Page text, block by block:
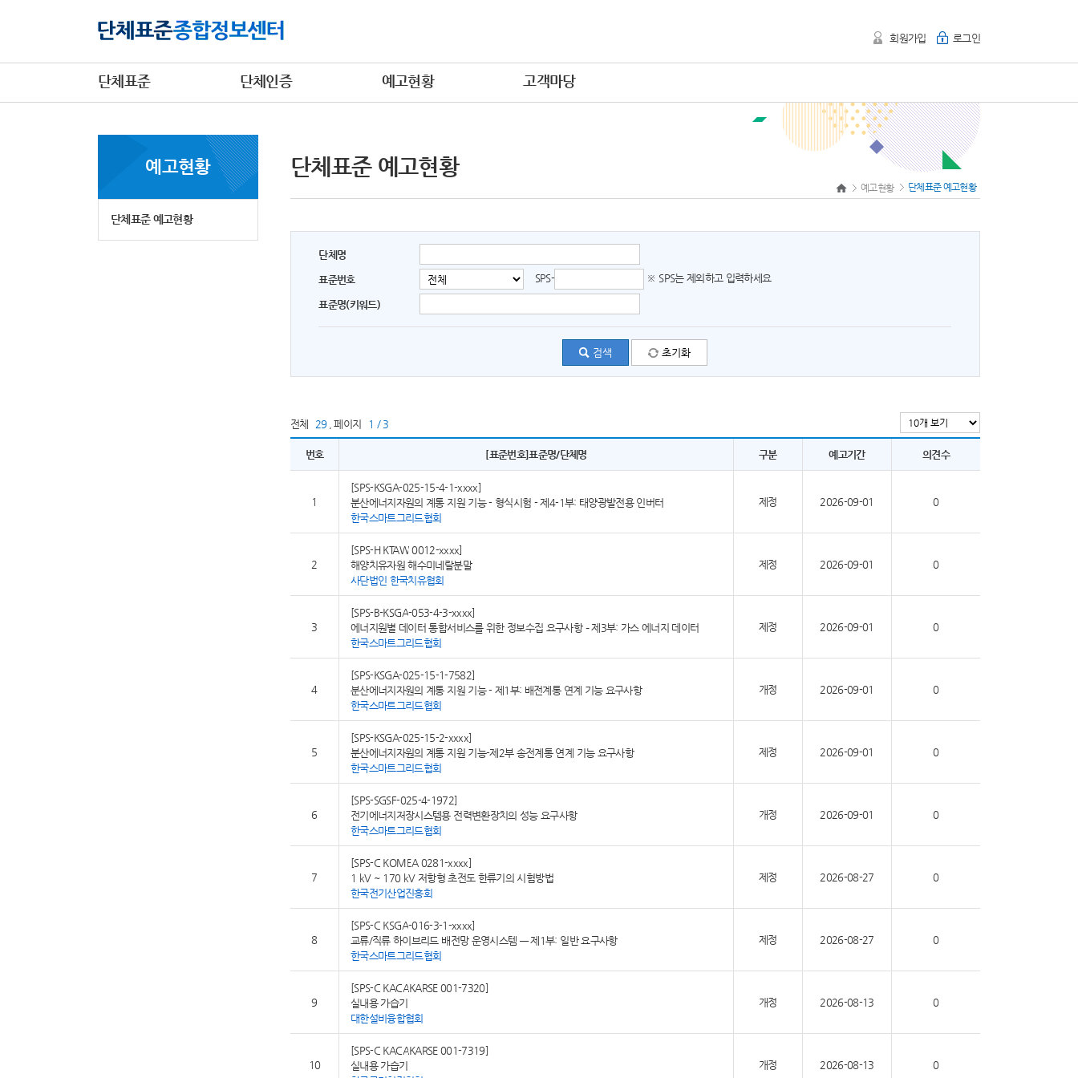
회원가입 로그인
단체표준 단체인증 예고현황 고객마당
예고현황
단체표준 예고현황
단체표준 예고현황
예고현황 단체표준 예고현황
단체명
표준번호 SPS- ※ SPS는 제외하고 입력하세요
표준명(키워드)
전체 29 페이지 1 / 3
번호 [표준번호]표준명/단체명 구분 예고기간 의견수
1
[SPS-KSGA-025-15-4-1-xxxx]
분산에너지자원의 계통 지원 기능 - 형식시험 - 제4-1부: 태양광발전용 인버터
한국스마트그리드협회
제정 2026-09-01 0
2
[SPS-H KTAW 0012-xxxx]
해양치유자원 해수미네랄분말
사단법인 한국치유협회
제정 2026-09-01 0
3
[SPS-B-KSGA-053-4-3-xxxx]
에너지원별 데이터 통합서비스를 위한 정보수집 요구사항 – 제3부: 가스 에너지 데이터
한국스마트그리드협회
제정 2026-09-01 0
4
[SPS-KSGA-025-15-1-7582]
분산에너지자원의 계통 지원 기능 - 제1부: 배전계통 연계 기능 요구사항
한국스마트그리드협회
개정 2026-09-01 0
5
[SPS-KSGA-025-15-2-xxxx]
분산에너지자원의 계통 지원 기능-제2부 송전계통 연계 기능 요구사항
한국스마트그리드협회
제정 2026-09-01 0
6
[SPS-SGSF-025-4-1972]
전기에너지저장시스템용 전력변환장치의 성능 요구사항
한국스마트그리드협회
개정 2026-09-01 0
7
[SPS-C KOMEA 0281-xxxx]
1 kV ~ 170 kV 저항형 초전도 한류기의 시험방법
한국전기산업진흥회
제정 2026-08-27 0
8
[SPS-C KSGA-016-3-1-xxxx]
교류/직류 하이브리드 배전망 운영시스템 — 제1부: 일반 요구사항
한국스마트그리드협회
제정 2026-08-27 0
9
[SPS-C KACAKARSE 001-7320]
실내용 가습기
대한설비융합협회
개정 2026-08-13 0
10
[SPS-C KACAKARSE 001-7319]
실내용 가습기
개정 2026-08-13 0